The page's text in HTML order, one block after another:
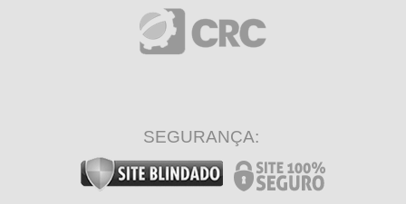
SEGURANÇA: